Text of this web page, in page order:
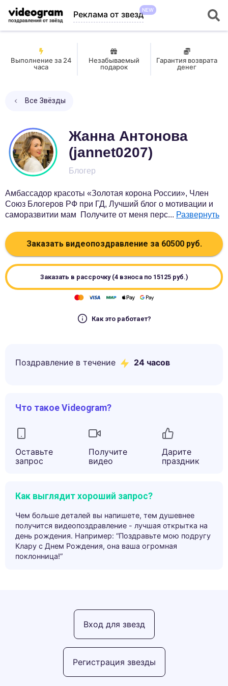
Реклама от звездNEW
Выполнение за 24
часа
Незабываемый
подарок
Гарантия возврата
денег
Все Звёзды
Жанна Антонова
(jannet0207)
Блогер
Амбассадор красоты «Золотая корона России», Член
Союз Блогеров РФ при ГД, Лучший блог о мотивации и
саморазвитии мам Получите от меня перс... Развернуть
Заказать видеопоздравление за 60500руб.
Заказать в рассрочку (4 взноса по 15125руб.)
Как это работает?
Поздравление в течение 24 часов
Что такое Videogram?
Оставьте
запрос
Получите
видео
Дарите
праздник
Как выглядит хороший запрос?
Чем больше деталей вы напишете, тем душевнее
получится видеопоздравление - лучшая открытка на
день рождения. Например: “Поздравьте мою подругу
Клару с Днем Рождения, она ваша огромная
поклонница!”
Регистрация звезды
Вход для звезд